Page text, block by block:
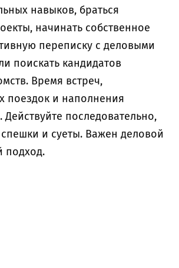
навыков, браться
начинать собственное
переписку с деловыми
поискать кандидатов
Время встреч,
поездок и наполнения
последовательно,
и суеты. Важен деловой
подход.